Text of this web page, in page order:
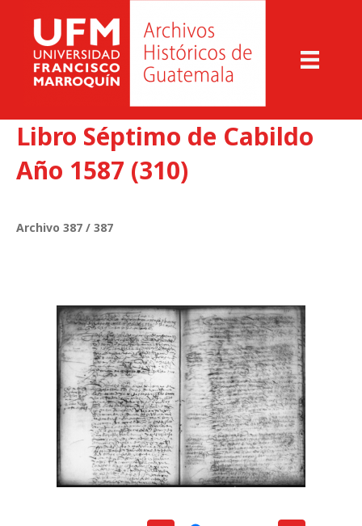
Libro Séptimo de Cabildo
Año 1587 (310)
Archivo 387 / 387